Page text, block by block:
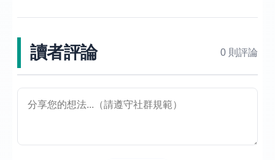
讀者評論 0 則評論